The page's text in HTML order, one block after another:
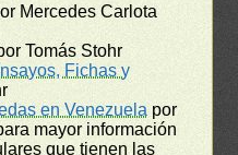
Mercedes Carlota
Tomás Stohr
Fichas y
en Venezuela por
mayor información
que tienen las